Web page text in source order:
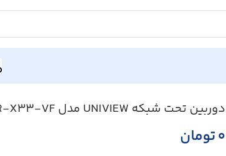
دوربین تحت شبکه UNIVIEW مدل IPC6624SR-X33-VF
۰تومان